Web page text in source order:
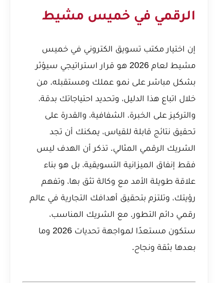
الرقمي في خميس مشيط
إن اختيار مكتب تسويق الكتروني في خميس
مشيط لعام 2026 هو قرار استراتيجي سيؤثر
بشكل مباشر على نمو عملك ومستقبله. من
خلال اتباع هذا الدليل، وتحديد احتياجاتك بدقة،
والتركيز على الخبرة، الشفافية، والقدرة على
تحقيق نتائج قابلة للقياس، يمكنك أن تجد
الشريك الرقمي المثالي. تذكر أن الهدف ليس
فقط إنفاق الميزانية التسويقية، بل هو بناء
علاقة طويلة الأمد مع وكالة تثق بها، وتفهم
رؤيتك، وتلتزم بتحقيق أهدافك التجارية في عالم
رقمي دائم التطور. مع الشريك المناسب،
ستكون مستعدًا لمواجهة تحديات 2026 وما
بعدها بثقة ونجاح.